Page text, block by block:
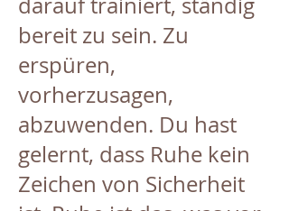
bereit zu sein. Zu
erspüren,
vorherzusagen,
abzuwenden. Du hast
gelernt, dass Ruhe kein
Zeichen von Sicherheit